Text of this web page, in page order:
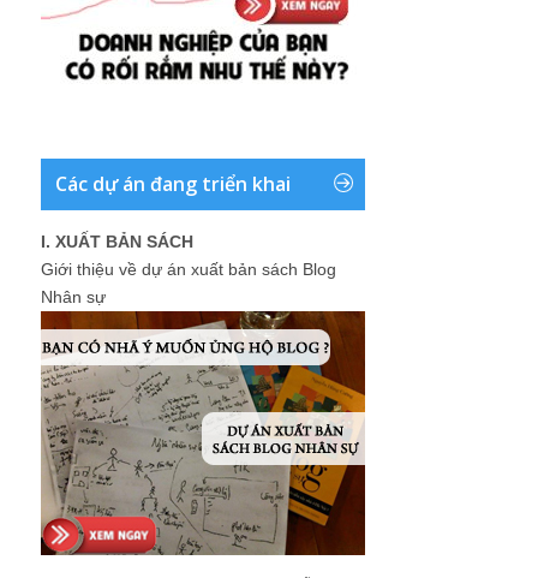
Các dự án đang triển khai
I. XUẤT BẢN SÁCH
Giới thiệu về dự án xuất bản sách Blog
Nhân sự